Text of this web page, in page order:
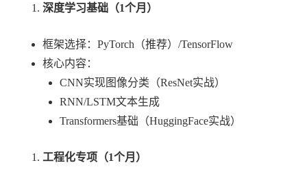
深度学习基础（1个月）
框架选择：PyTorch（推荐）/TensorFlow
核心内容：
CNN实现图像分类（ResNet实战）
RNN/LSTM文本生成
Transformers基础（HuggingFace实战）
工程化专项（1个月）